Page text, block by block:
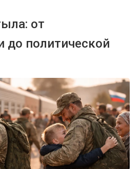
от
до политической